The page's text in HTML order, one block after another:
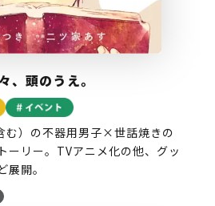
、頭のうえ。
む）の不器用男子×世話焼きの
ーリー。TVアニメ化の他、グッ
開。